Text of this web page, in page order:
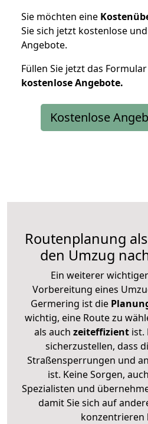
Sie möchten eine
Sie sich jetzt kostenlose
Angebote.
Füllen Sie jetzt das
kostenloseAngebote.
Kostenlose
Routenplanung
den Umzug
Ein weiterer
Vorbereitung eines
Germering ist die
wichtig, eine Route zu
als auch zeiteffizientist.
sicherzustellen, dass
Straßensperrungen und
ist. Keine Sorgen,
Spezialisten und
damit Sie sich auf
konzentrieren